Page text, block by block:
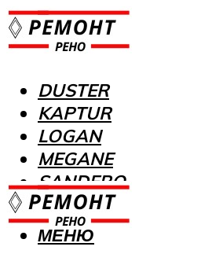
DUSTER
KAPTUR
LOGAN
MEGANE
SANDERO
МЕНЮ